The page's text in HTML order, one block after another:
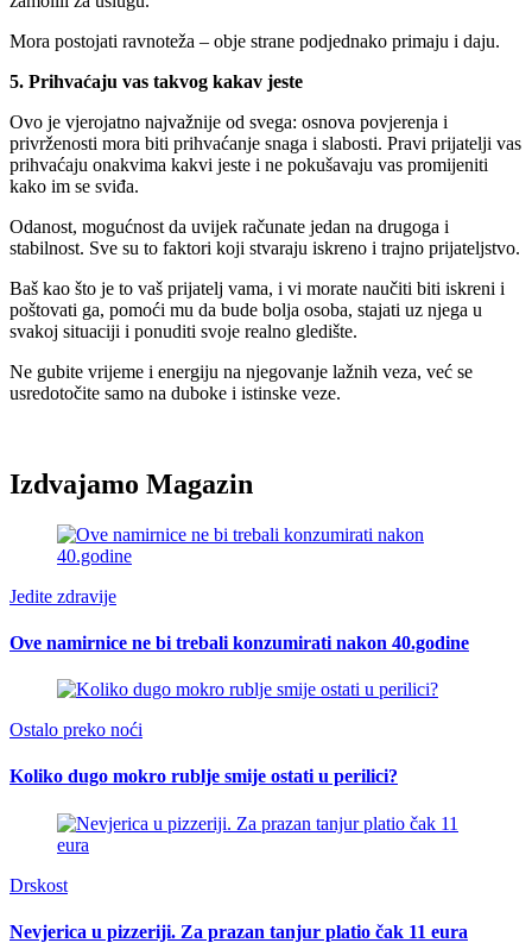
Mora postojati ravnoteža – obje strane podjednako primaju i daju.
5. Prihvaćaju vas takvog kakav jeste
Ovo je vjerojatno najvažnije od svega: osnova povjerenja i
privrženosti mora biti prihvaćanje snaga i slabosti. Pravi prijatelji vas
prihvaćaju onakvima kakvi jeste i ne pokušavaju vas promijeniti
kako im se sviđa.
Odanost, mogućnost da uvijek računate jedan na drugoga i
stabilnost. Sve su to faktori koji stvaraju iskreno i trajno prijateljstvo.
Baš kao što je to vaš prijatelj vama, i vi morate naučiti biti iskreni i
poštovati ga, pomoći mu da bude bolja osoba, stajati uz njega u
svakoj situaciji i ponuditi svoje realno gledište.
Ne gubite vrijeme i energiju na njegovanje lažnih veza, već se
usredotočite samo na duboke i istinske veze.
Izdvajamo Magazin
Jedite zdravije
Ove namirnice ne bi trebali konzumirati nakon 40.godine
Ostalo preko noći
Koliko dugo mokro rublje smije ostati u perilici?
Drskost
Nevjerica u pizzeriji. Za prazan tanjur platio čak 11 eura